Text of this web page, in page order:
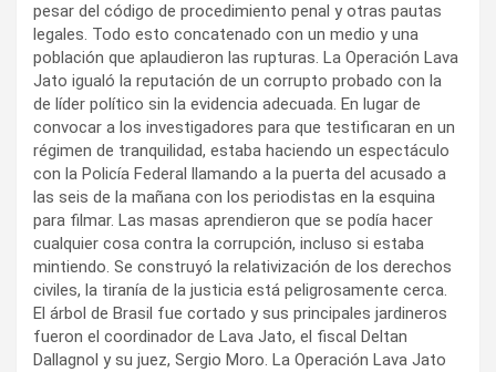
pesar del código de procedimiento penal y otras pautas
legales. Todo esto concatenado con un medio y una
población que aplaudieron las rupturas. La Operación Lava
Jato igualó la reputación de un corrupto probado con la
de líder político sin la evidencia adecuada. En lugar de
convocar a los investigadores para que testificaran en un
régimen de tranquilidad, estaba haciendo un espectáculo
con la Policía Federal llamando a la puerta del acusado a
las seis de la mañana con los periodistas en la esquina
para filmar. Las masas aprendieron que se podía hacer
cualquier cosa contra la corrupción, incluso si estaba
mintiendo. Se construyó la relativización de los derechos
civiles, la tiranía de la justicia está peligrosamente cerca.
El árbol de Brasil fue cortado y sus principales jardineros
fueron el coordinador de Lava Jato, el fiscal Deltan
Dallagnol y su juez, Sergio Moro. La Operación Lava Jato